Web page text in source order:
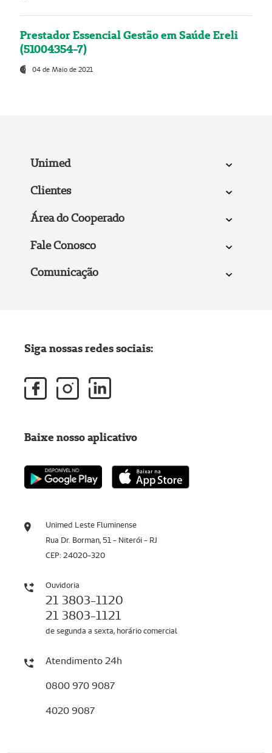
Prestador Essencial Gestão em Saúde Ereli
(51004354-7)
04 de Maio de 2021
Unimed
Clientes
Área do Cooperado
Fale Conosco
Comunicação
Unimed Leste Fluminense
Rua Dr. Borman, 51 - Niterói - RJ
CEP: 24020-320
Ouvidoria
21 3803-1120
21 3803-1121
de segunda a sexta, horário comercial
Atendimento 24h
0800 970 9087
4020 9087
Siga nossas redes sociais:
Baixe nosso aplicativo